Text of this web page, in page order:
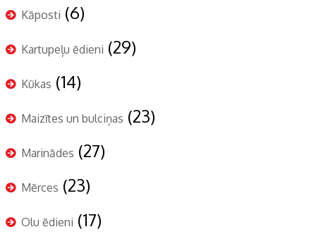
Kāposti (6)
Kartupeļu ēdieni (29)
Kūkas (14)
Maizītes un bulciņas (23)
Marinādes (27)
Mērces (23)
Olu ēdieni (17)